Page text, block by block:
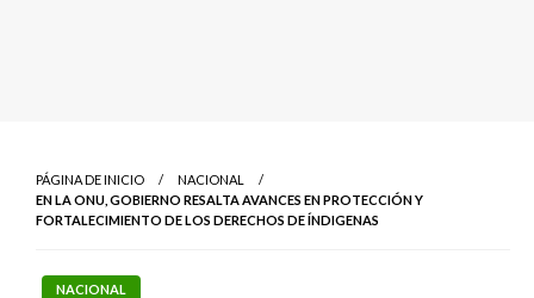
PÁGINA DE INICIO
NACIONAL
EN LA ONU, GOBIERNO RESALTA AVANCES EN PROTECCIÓN Y
FORTALECIMIENTO DE LOS DERECHOS DE ÍNDIGENAS
NACIONAL